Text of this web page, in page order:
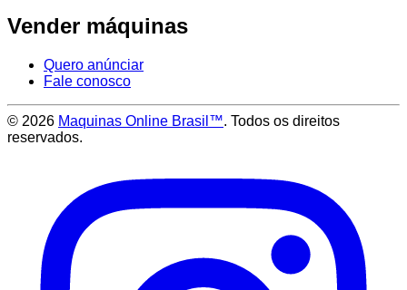
Vender máquinas
Quero anúnciar
Fale conosco
© 2026 Maquinas Online Brasil™. Todos os direitos
reservados.